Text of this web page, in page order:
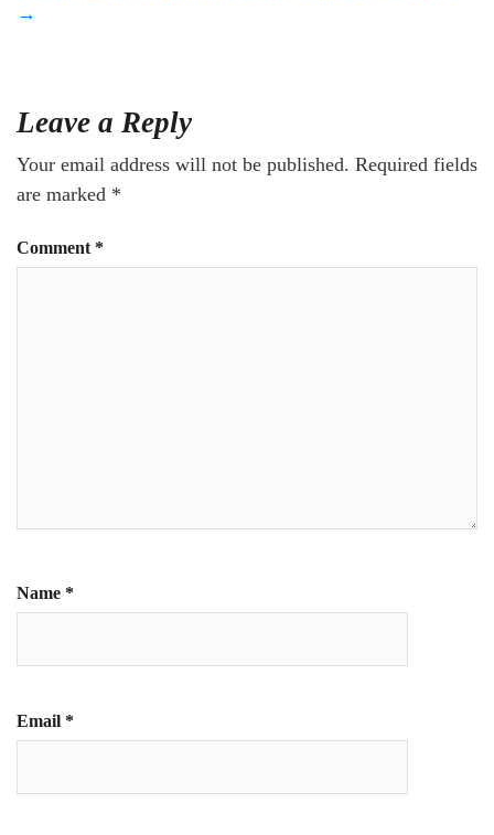
→
Leave a Reply
Your email address will not be published. Required fields
are marked *
Comment *
Name *
Email *